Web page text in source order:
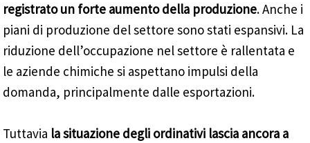
registrato un forte aumento della produzione. Anche i
piani di produzione del settore sono stati espansivi. La
riduzione dell’occupazione nel settore è rallentata e
le aziende chimiche si aspettano impulsi della
domanda, principalmente dalle esportazioni.
Tuttavia la situazione degli ordinativi lascia ancora a